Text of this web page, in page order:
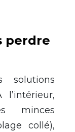
perdre
solutions
l’intérieur,
minces
collé),